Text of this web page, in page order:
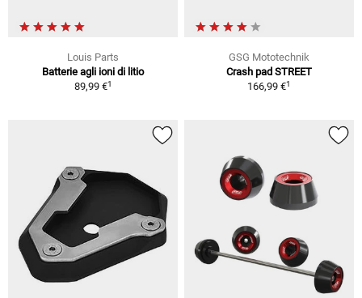
Louis Parts
Batterie agli ioni di litio
89,99 €1
GSG Mototechnik
Crash pad STREET
166,99 €1